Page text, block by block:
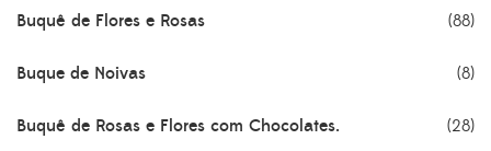
Buquê de Flores e Rosas (88)
Buque de Noivas (8)
Buquê de Rosas e Flores com Chocolates. (28)